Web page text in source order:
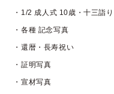
・1/2 成人式 10歳・十三詣
・各種 記念写真
・還暦・長寿祝い
・証明写真
・宣材写真